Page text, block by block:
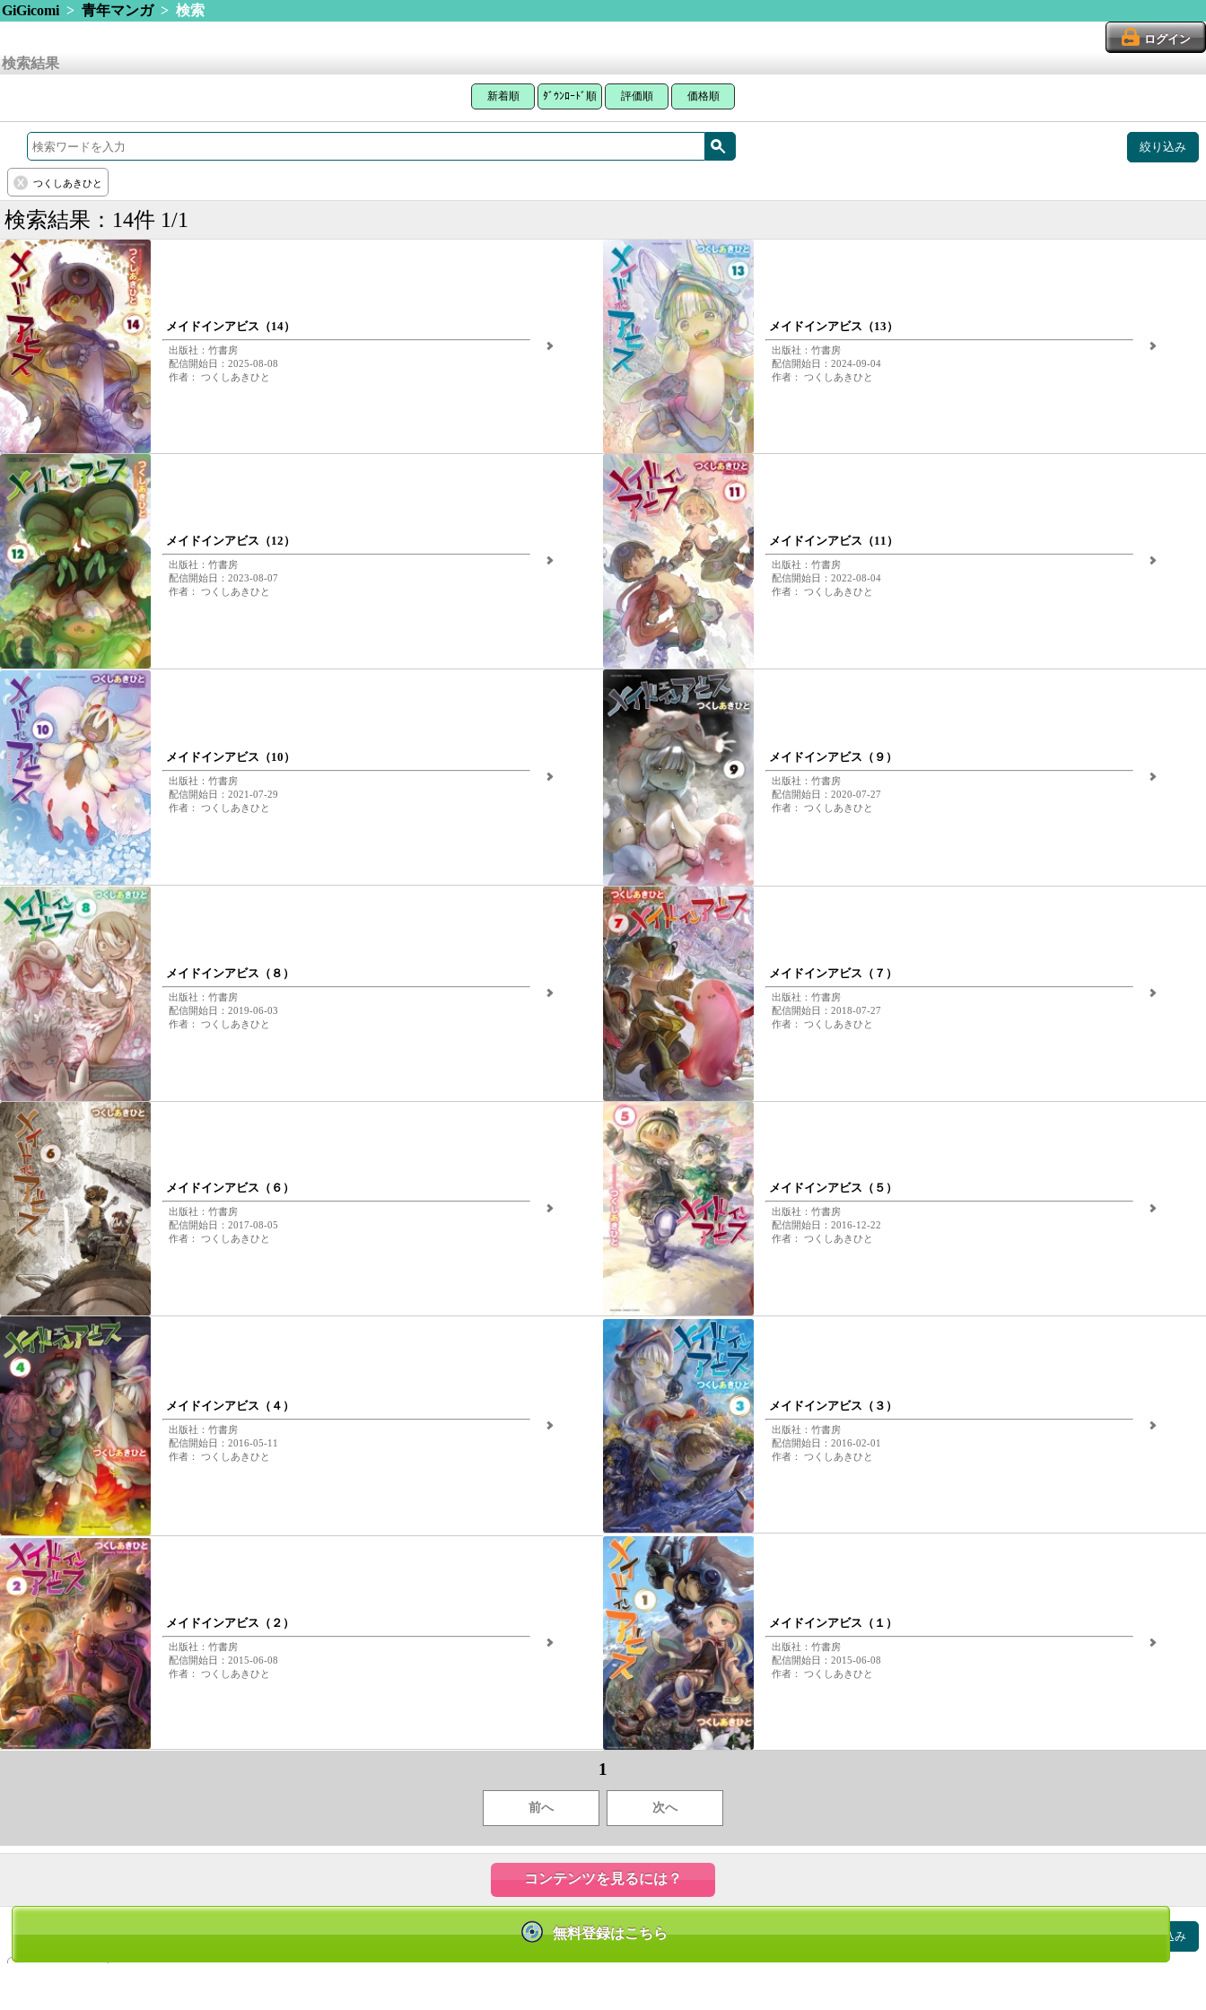
GiGicomi> 青年マンガ> 検索
ログイン
検索結果
新着順 ﾀﾞｳﾝﾛｰﾄﾞ順 評価順 価格順
絞り込み
つくしあきひと
検索結果：14件 1/1
メイドインアビス（14）
出版社：竹書房
配信開始日：2025-08-08
作者： つくしあきひと
メイドインアビス（13）
出版社：竹書房
配信開始日：2024-09-04
作者： つくしあきひと
メイドインアビス（12）
出版社：竹書房
配信開始日：2023-08-07
作者： つくしあきひと
メイドインアビス（11）
出版社：竹書房
配信開始日：2022-08-04
作者： つくしあきひと
メイドインアビス（10）
出版社：竹書房
配信開始日：2021-07-29
作者： つくしあきひと
メイドインアビス（９）
出版社：竹書房
配信開始日：2020-07-27
作者： つくしあきひと
メイドインアビス（８）
出版社：竹書房
配信開始日：2019-06-03
作者： つくしあきひと
メイドインアビス（７）
出版社：竹書房
配信開始日：2018-07-27
作者： つくしあきひと
メイドインアビス（６）
出版社：竹書房
配信開始日：2017-08-05
作者： つくしあきひと
メイドインアビス（５）
出版社：竹書房
配信開始日：2016-12-22
作者： つくしあきひと
メイドインアビス（４）
出版社：竹書房
配信開始日：2016-05-11
作者： つくしあきひと
メイドインアビス（３）
出版社：竹書房
配信開始日：2016-02-01
作者： つくしあきひと
メイドインアビス（２）
出版社：竹書房
配信開始日：2015-06-08
作者： つくしあきひと
メイドインアビス（１）
出版社：竹書房
配信開始日：2015-06-08
作者： つくしあきひと
1
前へ 次へ
コンテンツを見るには？
絞り込み
無料登録はこちら